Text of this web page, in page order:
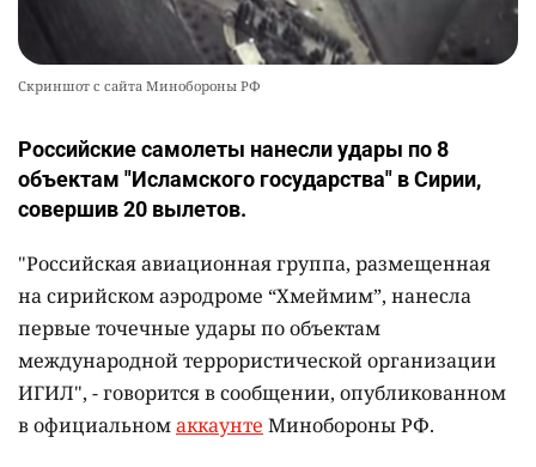
Скриншот с сайта Минобороны РФ
Российские самолеты нанесли удары по 8
объектам "Исламского государства" в Сирии,
совершив 20 вылетов.
"Российская авиационная группа, размещенная
на сирийском аэродроме “Хмеймим”, нанесла
первые точечные удары по объектам
международной террористической организации
ИГИЛ", - говорится в сообщении, опубликованном
в официальномаккаунте Минобороны РФ.